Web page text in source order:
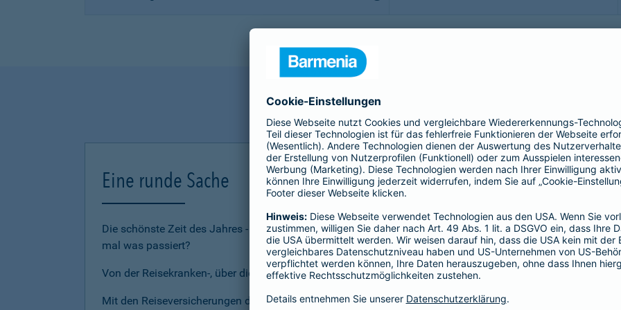
Eine runde Sache
Die schönste Zeit des Jahres - den Urlaub - möchte man sorgenfrei genießen. Doch was, wenn doch
mal was passiert?
Von der Reisekranken-, über die Reiserücktrittsversicherung bis hin zur Gepäckversicherung:
Mit den Reiseversicherungen der Barmenia sichern Sie sich, Ihr Gepäck und Ihre Reisekosten rund